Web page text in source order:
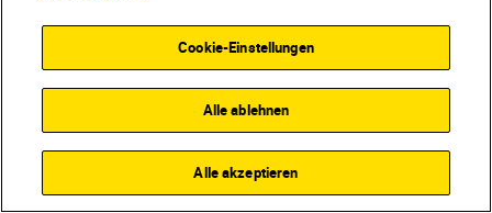
Cookie-Einstellungen
Alle ablehnen
Alle akzeptieren